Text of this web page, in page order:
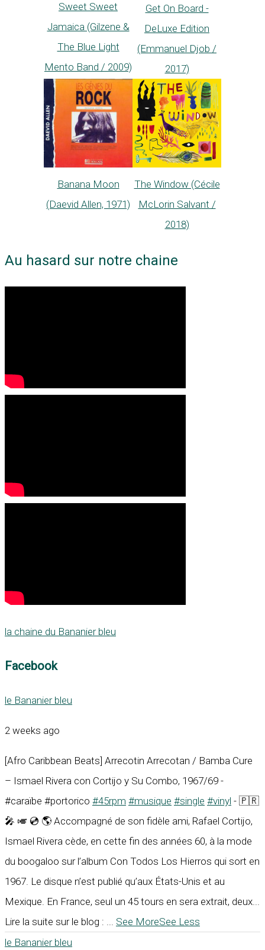
Sweet Sweet
Jamaica (Gilzene &
The Blue Light
Mento Band / 2009)
Get On Board -
DeLuxe Edition
(Emmanuel Djob /
2017)
Banana Moon
(Daevid Allen, 1971)
The Window (Cécile
McLorin Salvant /
2018)
Au hasard sur notre chaine
la chaine du Bananier bleu
Facebook
le Bananier bleu
2 weeks ago
[Afro Caribbean Beats] Arrecotin Arrecotan / Bamba Cure
– Ismael Rivera con Cortijo y Su Combo, 1967/69 -
#caraïbe #portorico #45rpm #musique #single #vinyl - 🇵🇷
🎤 🎺 💿 🌎 Accompagné de son fidèle ami, Rafael Cortijo,
Ismael Rivera cède, en cette fin des années 60, à la mode
du boogaloo sur l’album Con Todos Los Hierros qui sort en
1967. Le disque n’est publié qu’aux États-Unis et au
Mexique. En France, seul un 45 tours en sera extrait, deux...
Lire la suite sur le blog : ... See MoreSee Less
le Bananier bleu